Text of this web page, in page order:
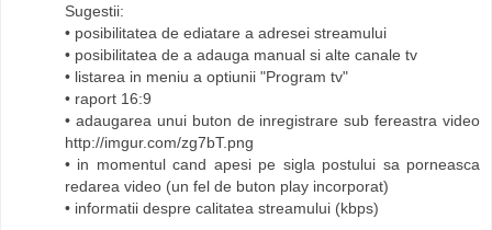
Sugestii:
• posibilitatea de ediatare a adresei streamului
• posibilitatea de a adauga manual si alte canale tv
• listarea in meniu a optiunii "Program tv"
• raport 16:9
• adaugarea unui buton de inregistrare sub fereastra video
http://imgur.com/zg7bT.png
• in momentul cand apesi pe sigla postului sa porneasca
redarea video (un fel de buton play incorporat)
• informatii despre calitatea streamului (kbps)